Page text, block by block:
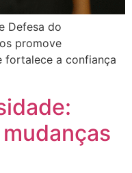
Defesa do
promove
fortalece a confiança